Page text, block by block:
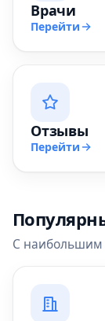
Врачи
Перейти
Отзывы
Перейти
С наибольшим